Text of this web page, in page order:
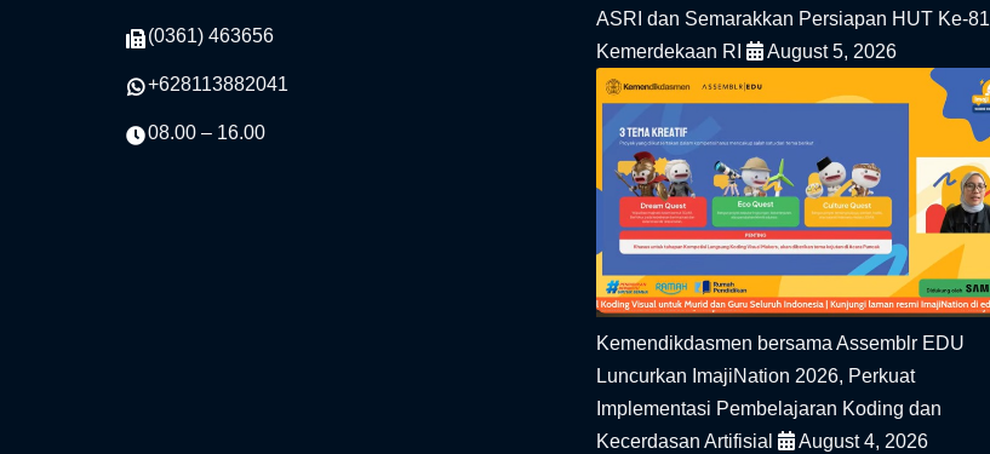
(0361) 463656
+628113882041
08.00 – 16.00
ASRI dan Semarakkan Persiapan HUT Ke-81
Kemerdekaan RI
August 5, 2026
Kemendikdasmen bersama Assemblr EDU
Luncurkan ImajiNation 2026, Perkuat
Implementasi Pembelajaran Koding dan
Kecerdasan Artifisial
August 4, 2026